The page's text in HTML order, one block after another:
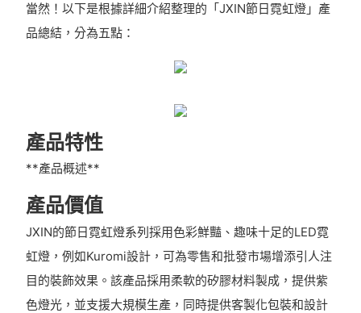
當然！以下是根據詳細介紹整理的「JXIN節日霓虹燈」產
品總結，分為五點：
產品特性
**產品概述**
產品價值
JXIN的節日霓虹燈系列採用色彩鮮豔、趣味十足的LED霓
虹燈，例如Kuromi設計，可為零售和批發市場增添引人注
目的裝飾效果。該產品採用柔軟的矽膠材料製成，提供紫
色燈光，並支援大規模生產，同時提供客製化包裝和設計